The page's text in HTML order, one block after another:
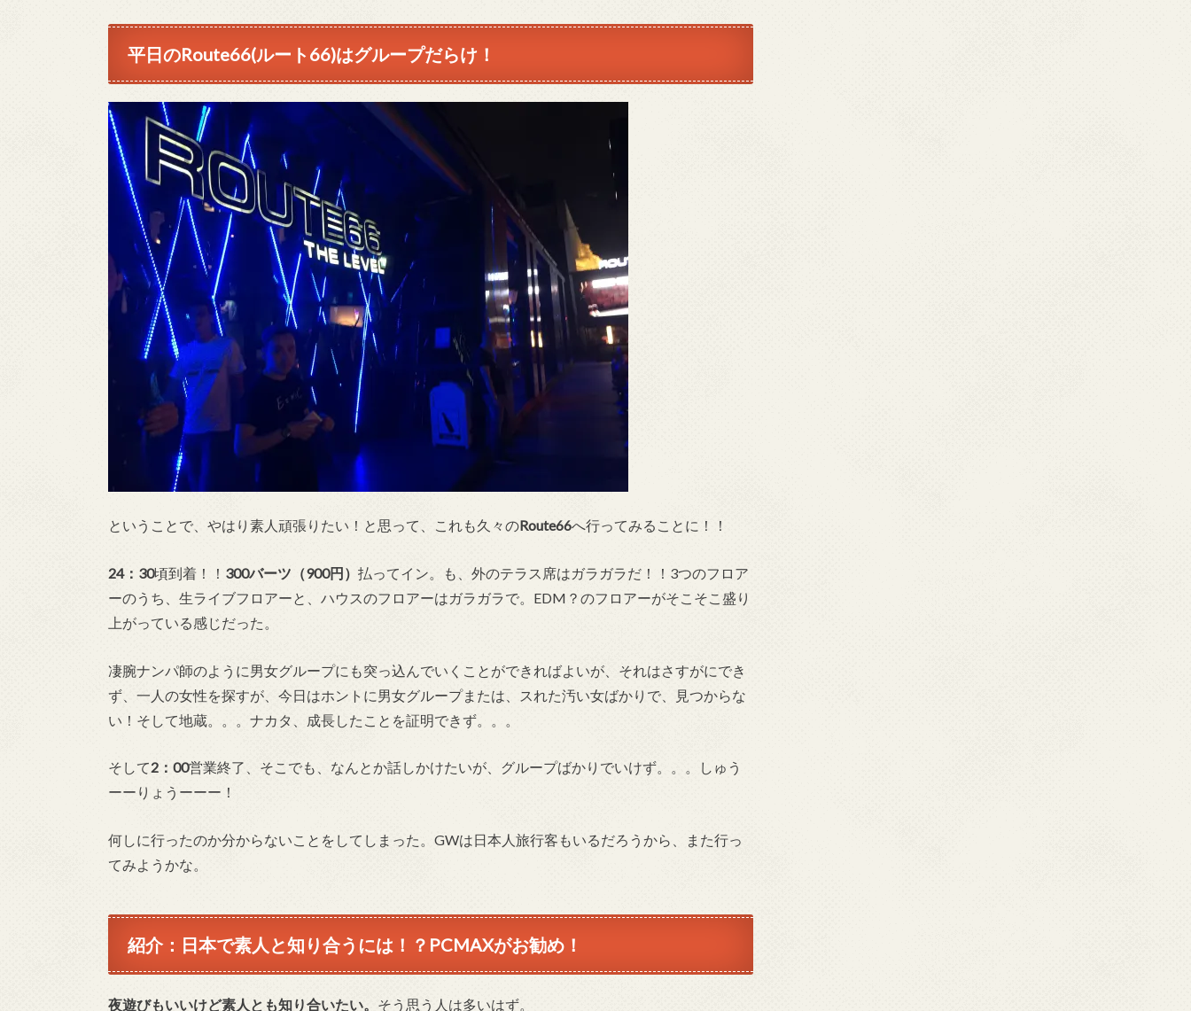
平日のRoute66(ルート66)はグループだらけ！
ということで、やはり素人頑張りたい！と思って、これも久々のRoute66へ行ってみることに！！
24：30頃到着！！ 300バーツ（900円） 払ってイン。も、外のテラス席はガラガラだ！！3つのフロア
ーのうち、生ライブフロアーと、ハウスのフロアーはガラガラで。EDM？のフロアーがそこそこ盛り
上がっている感じだった。
凄腕ナンパ師のように男女グループにも突っ込んでいくことができればよいが、それはさすがにでき
ず、一人の女性を探すが、今日はホントに男女グループまたは、スれた汚い女ばかりで、見つからな
い！そして地蔵。。。ナカタ、成長したことを証明できず。。。
そして2：00営業終了、そこでも、なんとか話しかけたいが、グループばかりでいけず。。。しゅう
ーーりょうーーー！
何しに行ったのか分からないことをしてしまった。GWは日本人旅行客もいるだろうから、また行っ
てみようかな。
紹介：日本で素人と知り合うには！？PCMAXがお勧め！
夜遊びもいいけど素人とも知り合いたい。 そう思う人は多いはず。